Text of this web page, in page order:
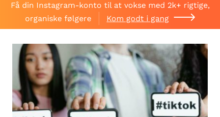
Få din Instagram-konto til at vokse med 2k+ rigtige,
organiske følgere
Kom godt i gang